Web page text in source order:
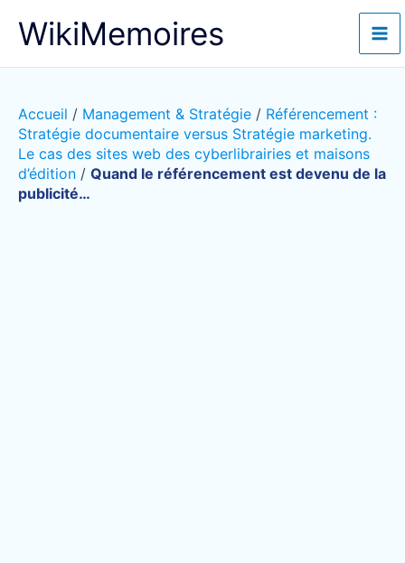
WikiMemoires
Accueil / Management & Stratégie / Référencement :
Stratégie documentaire versus Stratégie marketing.
Le cas des sites web des cyberlibrairies et maisons
d’édition / Quand le référencement est devenu de la
publicité…